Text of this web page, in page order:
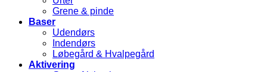
Grene & pinde
Baser
Udendørs
Indendørs
Løbegård & Hvalpegård
Aktivering